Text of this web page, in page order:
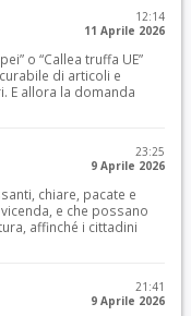
12:14
11 Aprile 2026
o “Callea truffa UE”
di articoli e
E allora la domanda
23:25
9 Aprile 2026
chiare, pacate e
e che possano
affinché i cittadini
21:41
9 Aprile 2026